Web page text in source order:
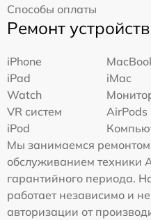
Способы оплаты
Ремонт устройств
iPhone
iPad
iMac
Watch
VR систем
AirPods
iPod
Мы занимаемся ремонтом
обслуживанием техники
гарантийного периода.
работает независимо и
авторизации от